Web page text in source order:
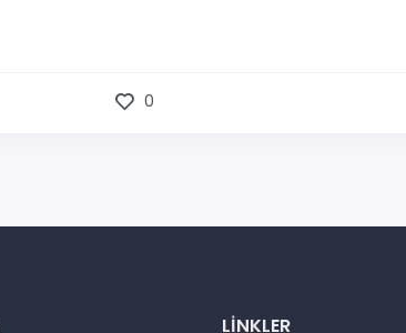
0
LINKLER